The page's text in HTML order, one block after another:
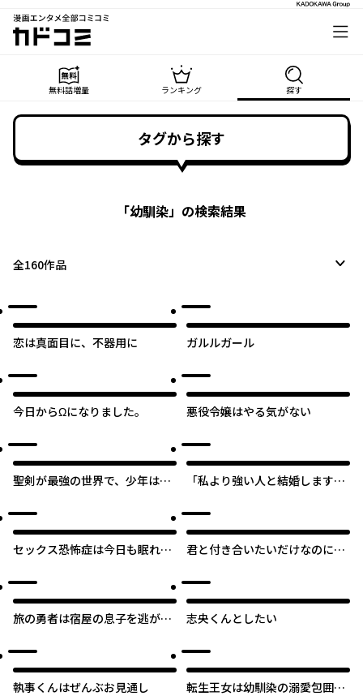
漫画エンタメ全部コミコミ
カドコミ
無料話増量 ランキング 探す
タグから探す
「幼馴染」の検索結果
全160作品
恋は真面目に、不器用に ガルルガール
今日からΩになりました。 悪役令嬢はやる気がない
聖剣が最強の世界で、少年は弓
くれた力で聖剣士たちを援護し
ます～
「私より強い人と結婚します」
強くなろうと思う
セックス恐怖症は今日も眠れな
君と付き合いたいだけなのにな
旅の勇者は宿屋の息子を逃がさ
志央くんとしたい
執事くんはぜんぶお見通し
転生王女は幼馴染の溺愛包囲網